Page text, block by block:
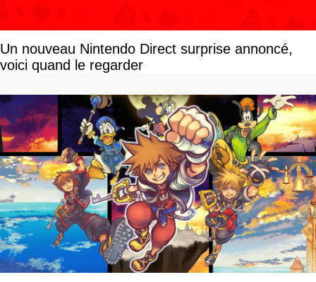
Un nouveau Nintendo Direct surprise annoncé,
voici quand le regarder